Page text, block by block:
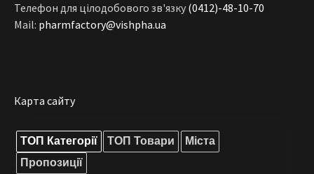
Телефон для цілодобового зв'язку (0412)-48-10-70
Mail: pharmfactory@vishpha.ua
Карта сайту
ТОП Категорії ТОП Товари
Міста
Пропозиції